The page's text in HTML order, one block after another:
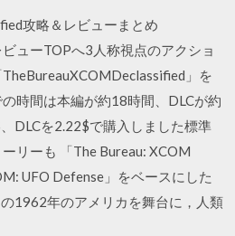
攻略＆レビューまとめ
ューTOPへ3人称視点のアクショ
」を
時間は本編が約18時間、DLCが約
DLCを2.22$で購入しました標準
リーも 「The Bureau: XCOM
UFO Defense」をベースにした
1962年のアメリカを舞台に，人類